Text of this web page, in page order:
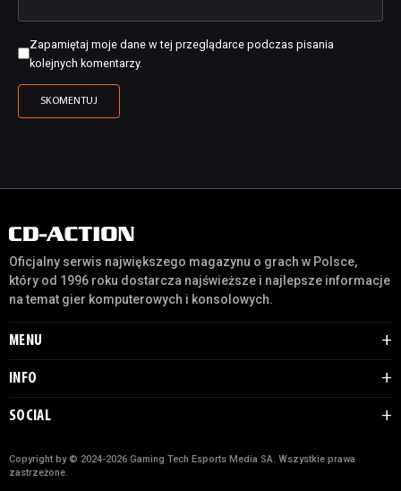
Zapamiętaj moje dane w tej przeglądarce podczas pisania
kolejnych komentarzy.
Oficjalny serwis największego magazynu o grach w Polsce,
który od 1996 roku dostarcza najświeższe i najlepsze informacje
na temat gier komputerowych i konsolowych.
MENU
INFO
SOCIAL
Copyright by © 2024-2026 Gaming Tech Esports Media SA. Wszystkie prawa
zastrzeżone.